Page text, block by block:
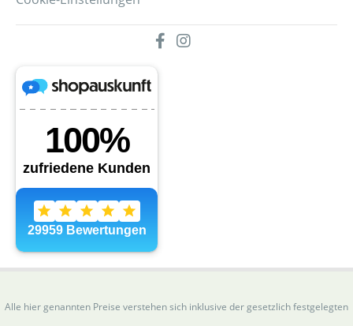
Alle hier genannten Preise verstehen sich inklusive der gesetzlich festgelegten